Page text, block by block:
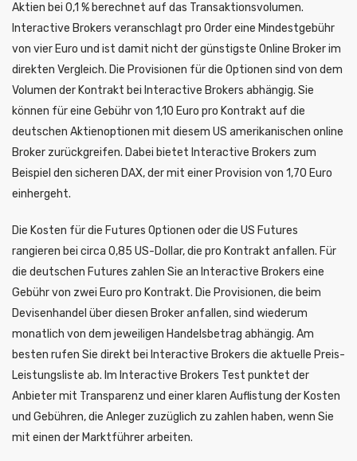
Aktien bei 0,1 % berechnet auf das Transaktionsvolumen.
Interactive Brokers veranschlagt pro Order eine Mindestgebühr
von vier Euro und ist damit nicht der günstigste Online Broker im
direkten Vergleich. Die Provisionen für die Optionen sind von dem
Volumen der Kontrakt bei Interactive Brokers abhängig. Sie
können für eine Gebühr von 1,10 Euro pro Kontrakt auf die
deutschen Aktienoptionen mit diesem US amerikanischen online
Broker zurückgreifen. Dabei bietet Interactive Brokers zum
Beispiel den sicheren DAX, der mit einer Provision von 1,70 Euro
einhergeht.
Die Kosten für die Futures Optionen oder die US Futures
rangieren bei circa 0,85 US-Dollar, die pro Kontrakt anfallen. Für
die deutschen Futures zahlen Sie an Interactive Brokers eine
Gebühr von zwei Euro pro Kontrakt. Die Provisionen, die beim
Devisenhandel über diesen Broker anfallen, sind wiederum
monatlich von dem jeweiligen Handelsbetrag abhängig. Am
besten rufen Sie direkt bei Interactive Brokers die aktuelle Preis-
Leistungsliste ab. Im Interactive Brokers Test punktet der
Anbieter mit Transparenz und einer klaren Auflistung der Kosten
und Gebühren, die Anleger zuzüglich zu zahlen haben, wenn Sie
mit einen der Marktführer arbeiten.